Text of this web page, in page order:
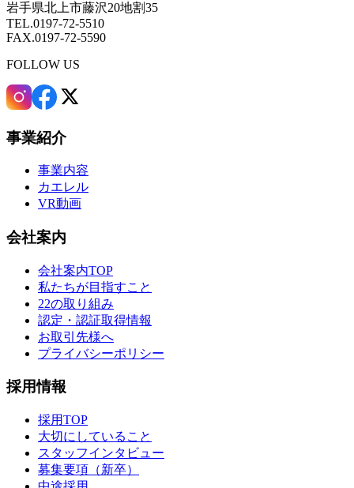
岩手県北上市藤沢20地割35
TEL.0197-72-5510
FAX.0197-72-5590
FOLLOW US
事業紹介
事業内容
カエレル
VR動画
会社案内
会社案内TOP
私たちが目指すこと
22の取り組み
認定・認証取得情報
お取引先様へ
プライバシーポリシー
採用情報
採用TOP
大切にしていること
スタッフインタビュー
募集要項（新卒）